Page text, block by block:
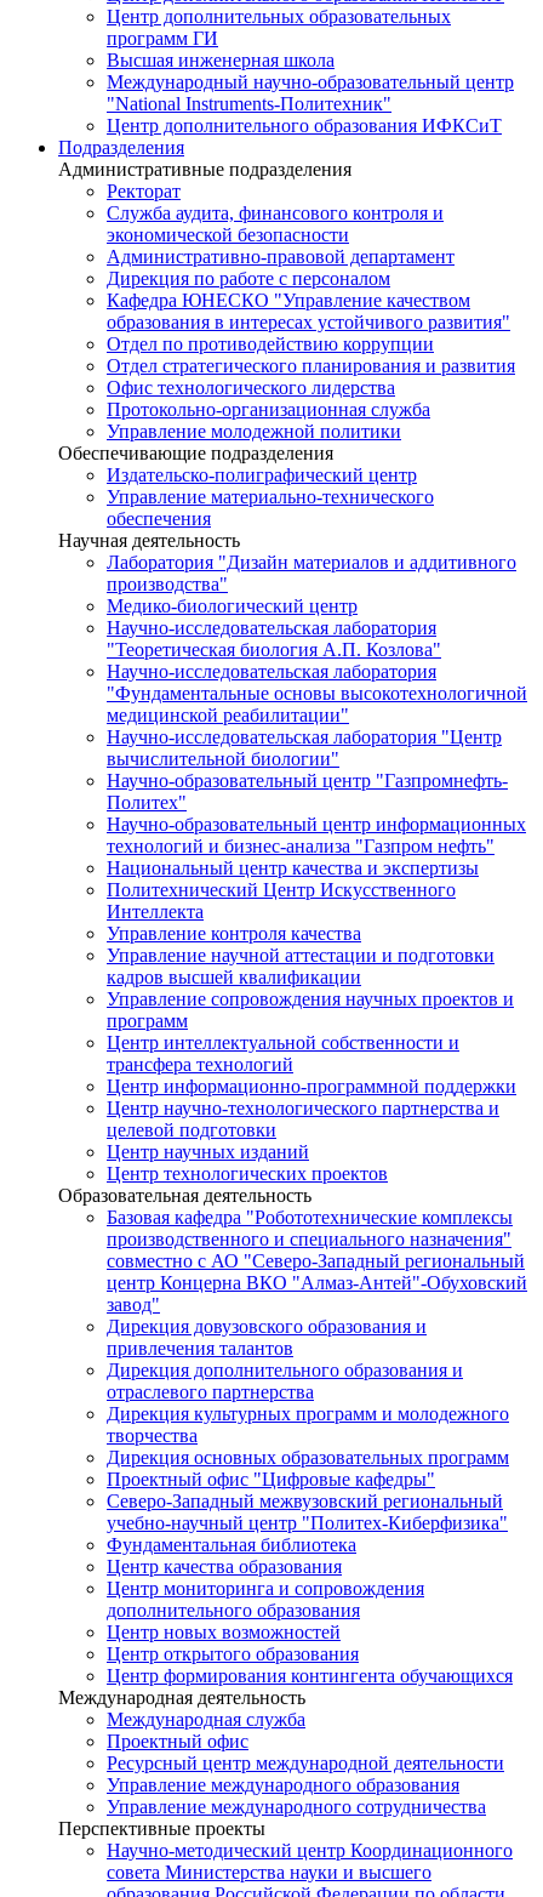
Центр дополнительных образовательных
программ ГИ
Высшая инженерная школа
Международный научно-образовательный центр
"National Instruments-Политехник"
Центр дополнительного образования ИФКСиТ
Подразделения
Административные подразделения
Ректорат
Служба аудита, финансового контроля и
экономической безопасности
Административно-правовой департамент
Дирекция по работе с персоналом
Кафедра ЮНЕСКО "Управление качеством
образования в интересах устойчивого развития"
Отдел по противодействию коррупции
Отдел стратегического планирования и развития
Офис технологического лидерства
Протокольно-организационная служба
Управление молодежной политики
Обеспечивающие подразделения
Издательско-полиграфический центр
Управление материально-технического
обеспечения
Научная деятельность
Лаборатория "Дизайн материалов и аддитивного
производства"
Медико-биологический центр
Научно-исследовательская лаборатория
"Теоретическая биология А.П. Козлова"
Научно-исследовательская лаборатория
"Фундаментальные основы высокотехнологичной
медицинской реабилитации"
Научно-исследовательская лаборатория "Центр
вычислительной биологии"
Научно-образовательный центр "Газпромнефть-
Политех"
Научно-образовательный центр информационных
технологий и бизнес-анализа "Газпром нефть"
Национальный центр качества и экспертизы
Политехнический Центр Искусственного
Интеллекта
Управление контроля качества
Управление научной аттестации и подготовки
кадров высшей квалификации
Управление сопровождения научных проектов и
программ
Центр интеллектуальной собственности и
трансфера технологий
Центр информационно-программной поддержки
Центр научно-технологического партнерства и
целевой подготовки
Центр научных изданий
Центр технологических проектов
Образовательная деятельность
Базовая кафедра "Робототехнические комплексы
производственного и специального назначения"
совместно с АО "Северо-Западный региональный
центр Концерна ВКО "Алмаз-Антей"-Обуховский
завод"
Дирекция довузовского образования и
привлечения талантов
Дирекция дополнительного образования и
отраслевого партнерства
Дирекция культурных программ и молодежного
творчества
Дирекция основных образовательных программ
Проектный офис "Цифровые кафедры"
Северо-Западный межвузовский региональный
учебно-научный центр "Политех-Киберфизика"
Фундаментальная библиотека
Центр качества образования
Центр мониторинга и сопровождения
дополнительного образования
Центр новых возможностей
Центр открытого образования
Центр формирования контингента обучающихся
Международная деятельность
Международная служба
Проектный офис
Ресурсный центр международной деятельности
Управление международного образования
Управление международного сотрудничества
Перспективные проекты
Научно-методический центр Координационного
совета Министерства науки и высшего